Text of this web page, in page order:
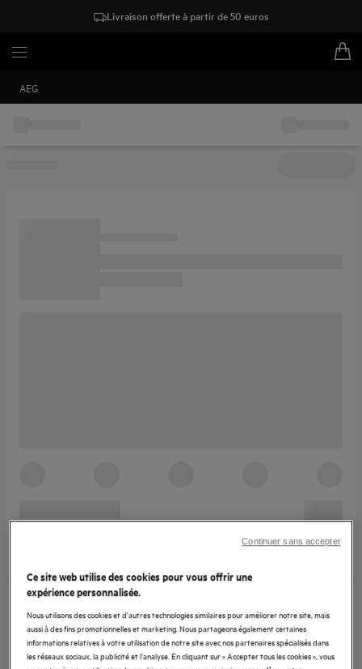
Livraison offerte à partir de 50 euros
AEG
Ce site web utilise des cookies pour vous offrir une
expérience personnalisée.
Nous utilisons des cookies et d'autres technologies similaires pour améliorer notre site, mais
aussi à des fins promotionnelles et marketing. Nous partageons également certaines
informations relatives à votre utilisation de notre site avec nos partenaires spécialisés dans
les réseaux sociaux, la publicité et l'analyse. En cliquant sur « Accepter tous les cookies », vous
Continuer sans accepter